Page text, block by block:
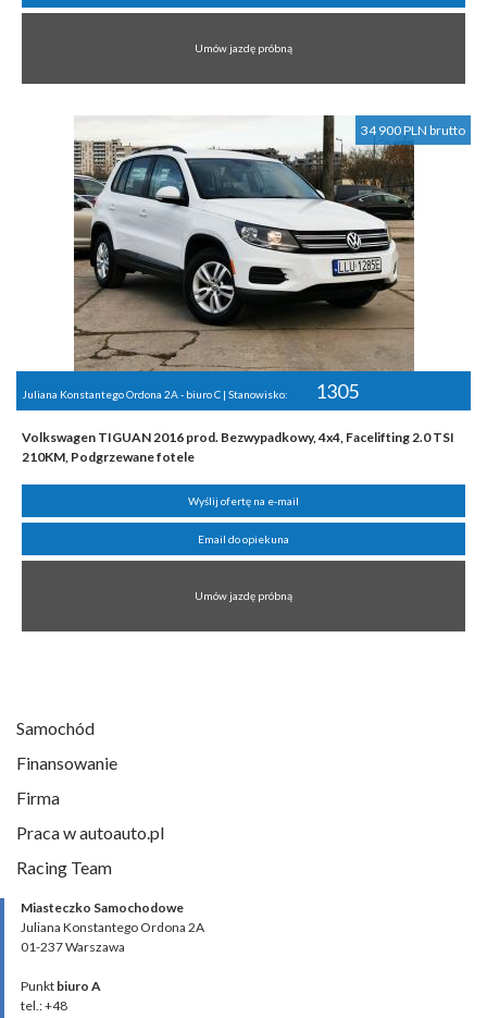
Umów jazdę próbną
34 900 PLN brutto
Juliana Konstantego Ordona 2A - biuro C | Stanowisko: 1305
Volkswagen TIGUAN 2016 prod. Bezwypadkowy, 4x4, Facelifting 2.0 TSI
210KM, Podgrzewane fotele
Wyślij ofertę na e-mail
Email do opiekuna
Umów jazdę próbną
Samochód
Finansowanie
Firma
Praca w autoauto.pl
Racing Team
Miasteczko Samochodowe
Juliana Konstantego Ordona 2A
01-237 Warszawa
Punkt biuro A
tel.: +48